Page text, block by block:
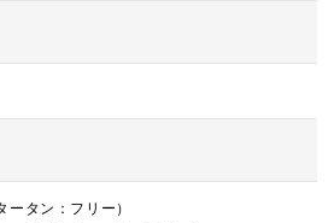
タン：フリー）